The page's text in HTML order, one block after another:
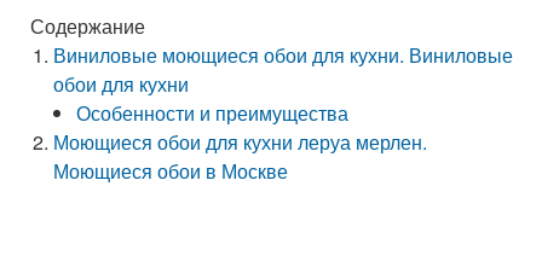
Содержание
Виниловые моющиеся обои для кухни. Виниловые
обои для кухни
Особенности и преимущества
Моющиеся обои для кухни леруа мерлен.
Моющиеся обои в Москве